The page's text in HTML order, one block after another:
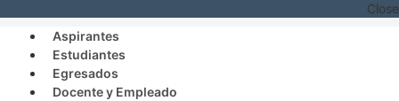
Close
Aspirantes
Estudiantes
Egresados
Docente y Empleado